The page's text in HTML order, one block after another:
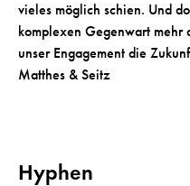
vieles möglich schien. Und
komplexen Gegenwart
unser Engagement die
Matthes & Seitz
Hyphen